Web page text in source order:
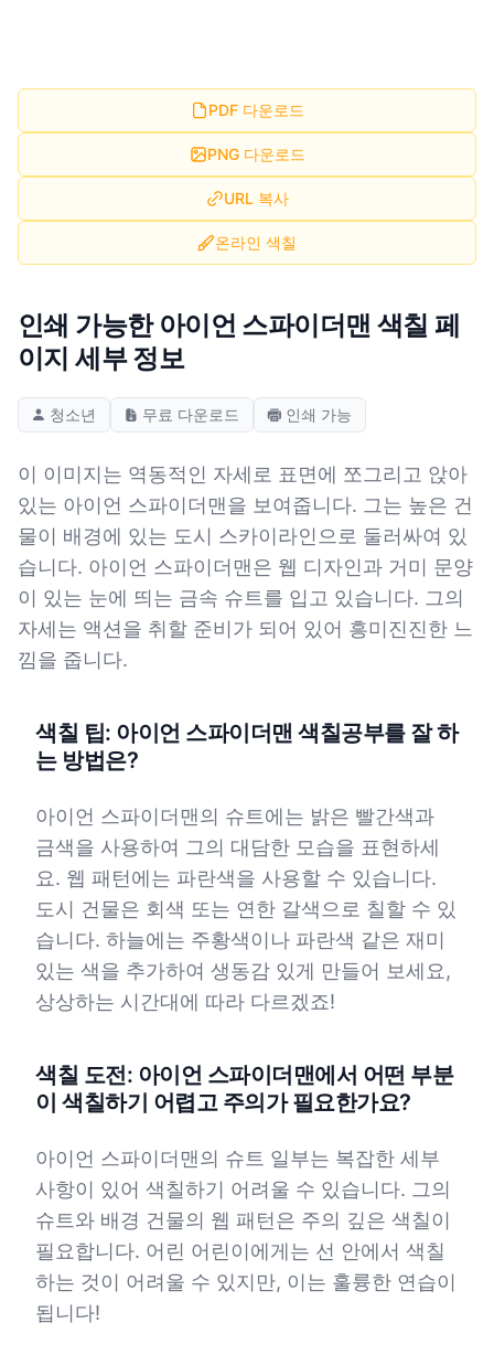
PDF 다운로드
PNG 다운로드
URL 복사
온라인 색칠
인쇄 가능한 아이언 스파이더맨 색칠 페
이지 세부 정보
청소년 무료 다운로드 인쇄 가능
이 이미지는 역동적인 자세로 표면에 쪼그리고 앉아
있는 아이언 스파이더맨을 보여줍니다. 그는 높은 건
물이 배경에 있는 도시 스카이라인으로 둘러싸여 있
습니다. 아이언 스파이더맨은 웹 디자인과 거미 문양
이 있는 눈에 띄는 금속 슈트를 입고 있습니다. 그의
자세는 액션을 취할 준비가 되어 있어 흥미진진한 느
낌을 줍니다.
색칠 팁: 아이언 스파이더맨 색칠공부를 잘 하
는 방법은?
아이언 스파이더맨의 슈트에는 밝은 빨간색과
금색을 사용하여 그의 대담한 모습을 표현하세
요. 웹 패턴에는 파란색을 사용할 수 있습니다.
도시 건물은 회색 또는 연한 갈색으로 칠할 수 있
습니다. 하늘에는 주황색이나 파란색 같은 재미
있는 색을 추가하여 생동감 있게 만들어 보세요,
상상하는 시간대에 따라 다르겠죠!
색칠 도전: 아이언 스파이더맨에서 어떤 부분
이 색칠하기 어렵고 주의가 필요한가요?
아이언 스파이더맨의 슈트 일부는 복잡한 세부
사항이 있어 색칠하기 어려울 수 있습니다. 그의
슈트와 배경 건물의 웹 패턴은 주의 깊은 색칠이
필요합니다. 어린 어린이에게는 선 안에서 색칠
하는 것이 어려울 수 있지만, 이는 훌륭한 연습이
됩니다!